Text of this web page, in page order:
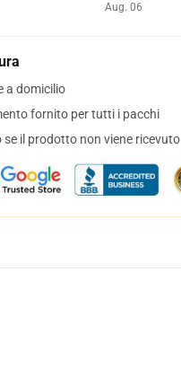
Aug. 06
a domicilio
fornito per tutti i pacchi
il prodotto non viene ricevuto